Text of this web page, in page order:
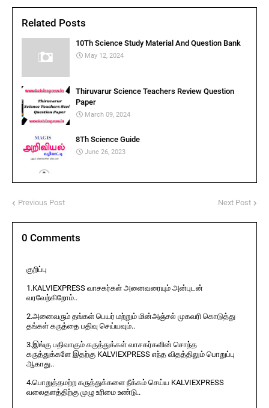
Related Posts
10Th Science Study Material And Question Bank
May 12, 2024
Thiruvarur Science Teachers Review Question
Paper
March 09, 2024
8Th Science Guide
June 26, 2023
Previous Post Next Post
0 Comments
குறிப்பு
1.KALVIEXPRESS வாசகர்கள் அனைவரையும் அன்புடன்
வரவேற்கிறோம்..
2.அனைவரும் தங்கள் பெயர் மற்றும் மின்அஞ்சல் முகவரி கொடுத்து
தங்கள் கருத்தை பதிவு செய்யவும்..
3.இங்கு பதிவாகும் கருத்துக்கள் வாசகர்களின் சொந்த
கருத்துக்களே இதற்கு KALVIEXPRESS எந்த விதத்திலும் பொறுப்பு
ஆகாது..
4.பொறுத்தமற்ற கருத்துக்களை நீக்கம் செய்ய KALVIEXPRESS
வலைதளத்திற்கு முழு உரிமை உண்டு..